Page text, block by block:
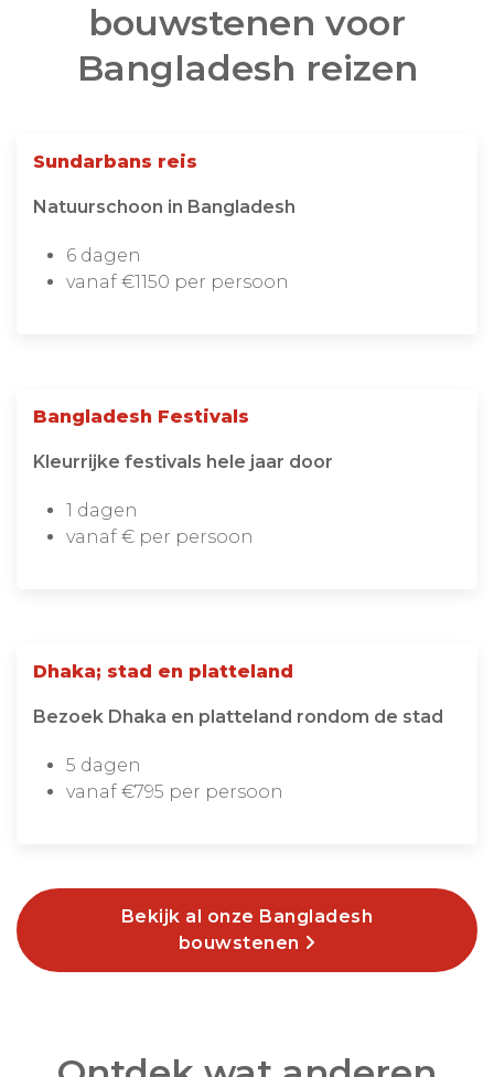
bouwstenen voor
Bangladesh reizen
Sundarbans reis
Natuurschoon in Bangladesh
6 dagen
vanaf €1150 per persoon
Bangladesh Festivals
Kleurrijke festivals hele jaar door
1 dagen
vanaf € per persoon
Dhaka; stad en platteland
Bezoek Dhaka en platteland rondom de stad
5 dagen
vanaf €795 per persoon
Bekijk al onze Bangladesh
bouwstenen